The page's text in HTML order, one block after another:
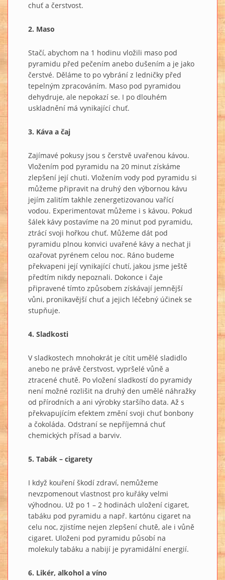
chuť a čerstvost.
2. Maso
Stačí, abychom na 1 hodinu vložili maso pod
pyramidu před pečením anebo dušením a je jako
čerstvé. Děláme to po vybrání z ledničky před
tepelným zpracováním. Maso pod pyramidou
dehydruje, ale nepokazí se. I po dlouhém
uskladnění má vynikající chuť.
3. Káva a čaj
Zajímavé pokusy jsou s čerstvě uvařenou kávou.
Vložením pod pyramidu na 20 minut získáme
zlepšení její chuti. Vložením vody pod pyramidu si
můžeme připravit na druhý den výbornou kávu
jejím zalitím takhle zenergetizovanou vařící
vodou. Experimentovat můžeme i s kávou. Pokud
šálek kávy postavíme na 20 minut pod pyramidu,
ztrácí svoji hořkou chuť. Můžeme dát pod
pyramidu plnou konvici uvařené kávy a nechat ji
ozařovat pyrénem celou noc. Ráno budeme
překvapeni její vynikající chutí, jakou jsme ještě
předtím nikdy nepoznali. Dokonce i čaje
připravené tímto způsobem získávají jemnější
vůni, pronikavější chuť a jejich léčebný účinek se
stupňuje.
4. Sladkosti
V sladkostech mnohokrát je cítit umělé sladidlo
anebo ne právě čerstvost, vypršelé vůně a
ztracené chutě. Po vložení sladkostí do pyramidy
není možné rozlišit na druhý den umělé náhražky
od přírodních a ani výrobky staršího data. Až s
překvapujícím efektem změní svoji chuť bonbony
a čokoláda. Odstraní se nepříjemná chuť
chemických přísad a barviv.
5. Tabák – cigarety
I když kouření škodí zdraví, nemůžeme
nevzpomenout vlastnost pro kuřáky velmi
výhodnou. Už po 1 – 2 hodinách uložení cigaret,
tabáku pod pyramidu a např. kartónu cigaret na
celu noc, zjistíme nejen zlepšení chutě, ale i vůně
cigaret. Uloženi pod pyramidu působí na
molekuly tabáku a nabijí je pyramidální energií.
6. Likér, alkohol a víno